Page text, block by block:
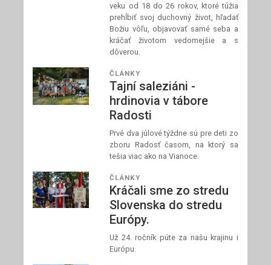
veku od 18 do 26 rokov, ktoré túžia
prehĺbiť svoj duchovný život, hľadať
Božiu vôľu, objavovať samé seba a
kráčať životom vedomejšie a s
dôverou.
ČLÁNKY
Tajní saleziáni -
hrdinovia v tábore
Radosti
Prvé dva júlové týždne sú pre deti zo
zboru Radosť časom, na ktorý sa
tešia viac ako na Vianoce.
ČLÁNKY
Kráčali sme zo stredu
Slovenska do stredu
Európy.
Už 24. ročník púte za našu krajinu i
Európu.